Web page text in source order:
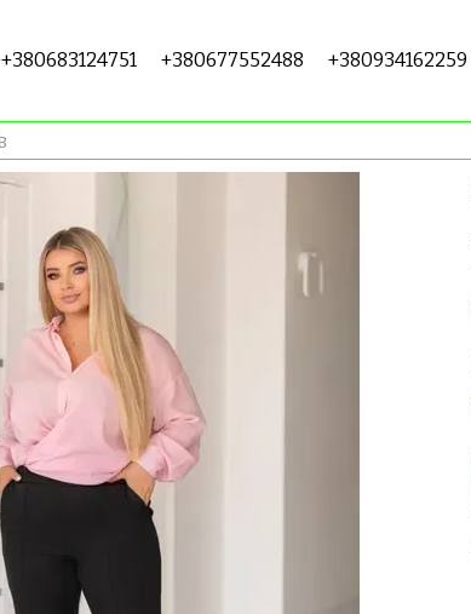
+380683124751 +380677552488 +380934162259